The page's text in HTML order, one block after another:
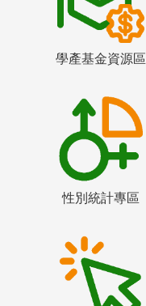
學產基金資源區
性別統計專區